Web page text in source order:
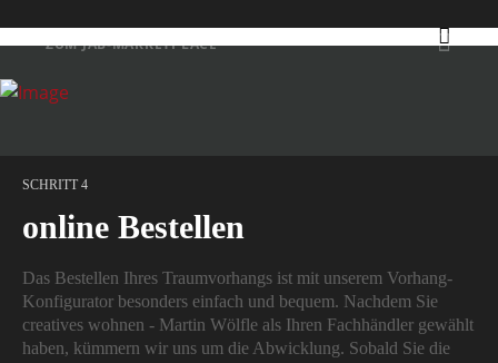
ZUM JAB-MARKETPLACE
SCHRITT 4
online Bestellen
Das Bestellen Ihres Traumvorhangs ist mit unserem Vorhang-
Konfigurator besonders einfach und bequem. Nachdem Sie
creatives wohnen - Martin Wölfle als Ihren Fachhändler gewählt
haben, kümmern wir uns um die Abwicklung. Sobald Sie die